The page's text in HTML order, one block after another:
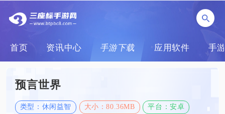
首页 资讯中心 手游下载 应用软件 手
预言世界
类型：休闲益智 大小：80.36MB 平台：安卓